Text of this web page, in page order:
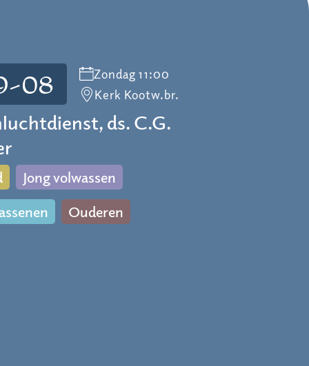
08
Zondag 11:00
Kerk Kootw.br.
ds. C.G.
Jong volwassen
Ouderen